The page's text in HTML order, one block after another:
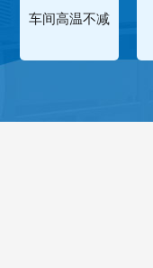
车间高温不减